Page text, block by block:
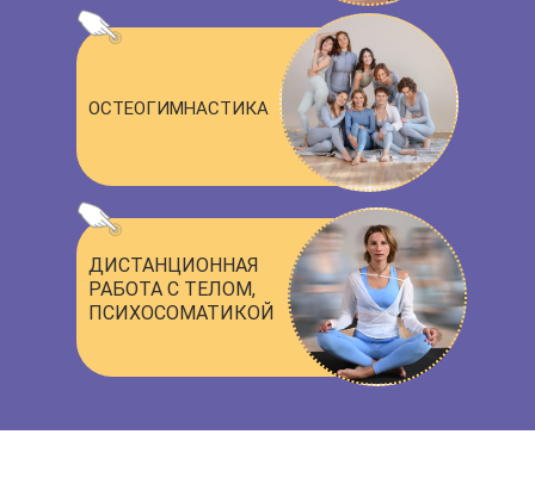
ДИСТАНЦИОННАЯ
РАБОТА С ТЕЛОМ,
ПСИХОСОМАТИКОЙ
ОСТЕОГИМНАСТИКА